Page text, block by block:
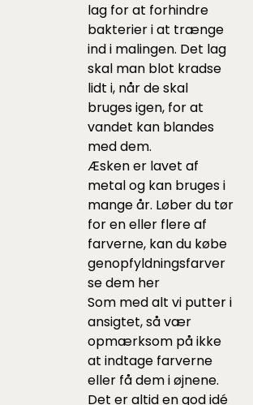
lag for at forhindre
bakterier i at trænge
ind i malingen. Det lag
skal man blot kradse
lidt i, når de skal
bruges igen, for at
vandet kan blandes
med dem.
Æsken er lavet af
metal og kan bruges i
mange år. Løber du tør
for en eller flere af
farverne, kan du købe
genopfyldningsfarver
se dem her
Som med alt vi putter i
ansigtet, så vær
opmærksom på ikke
at indtage farverne
eller få dem i øjnene.
Det er altid en god idé